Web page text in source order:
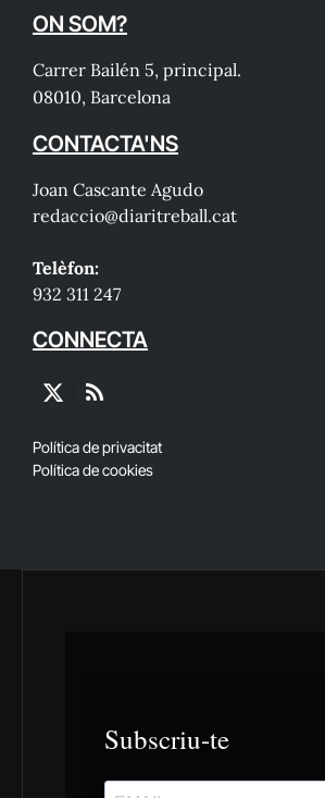
ON SOM?
Carrer Bailén 5, principal.
08010, Barcelona
CONTACTA'NS
Joan Cascante Agudo
redaccio@diaritreball.cat
Telèfon:
932 311 247
CONNECTA
X
RSS
Política de privacitat
Política de cookies